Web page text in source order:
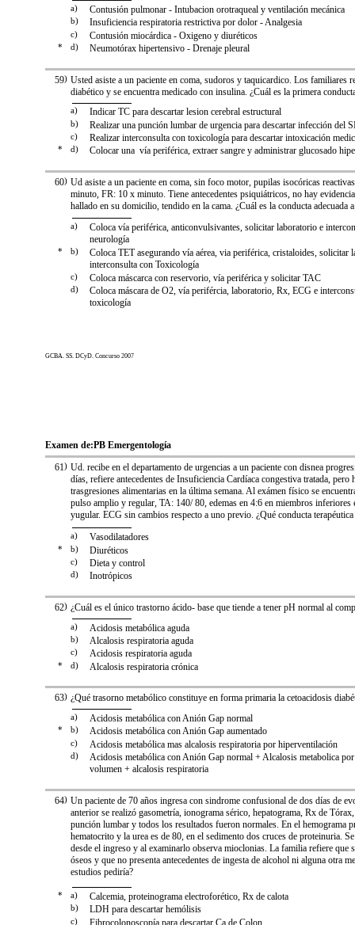
a) Contusión pulmonar - Intubacion orotraqueal y ventilación mecánica
b) Insuficiencia respiratoria restrictiva por dolor - Analgesia
c) Contusión miocárdica - Oxigeno y diuréticos
* d) Neumotórax hipertensivo - Drenaje pleural
)
59 Usted asiste a un paciente en coma, sudoros y taquicardico. Los familiares
diabético y se encuentra medicado con insulina. ¿Cuál es la primera
a) Indicar TC para descartar lesion cerebral estructural
b) Realizar una punción lumbar de urgencia para descartar infección del
c) Realizar interconsulta con toxicología para descartar intoxicación
* d) Colocar una vía periférica, extraer sangre y administrar glucosado
)
60 Ud asiste a un paciente en coma, sin foco motor, pupilas isocóricas
minuto, FR: 10 x minuto. Tiene antecedentes psiquiátricos, no hay
hallado en su domicilio, tendido en la cama. ¿Cuál es la conducta adecuada
a)
Coloca vía periférica, anticonvulsivantes, solicitar laboratorio e
neurología
* b)
Coloca TET asegurando vía aérea, via periférica, cristaloides, solicitar
interconsulta con Toxicología
c) Coloca máscarca con reservorio, vía periférica y solicitar TAC
d)
Coloca máscara de O2, vía perifércia, laboratorio, Rx, ECG e
toxicología
GCBA. SS. DCyD. Concurso 2007
Examen de:PB Emergentología
)
61 Ud. recibe en el departamento de urgencias a un paciente con disnea
días, refiere antecedentes de Insuficiencia Cardíaca congestiva tratada, pero
trasgresiones alimentarias en la última semana. Al exámen físico se
pulso amplio y regular, TA: 140/ 80, edemas en 4:6 en miembros inferiores
yugular. ECG sin cambios respecto a uno previo. ¿Qué conducta
a) Vasodilatadores
* b) Diuréticos
c) Dieta y control
d) Inotrópicos
)
62 ¿Cuál es el único trastorno ácido- base que tiende a tener pH normal al
a) Acidosis metabólica aguda
b) Alcalosis respiratoria aguda
c) Acidosis respiratoria aguda
* d) Alcalosis respiratoria crónica
)
63 ¿Qué trasorno metabólico constituye en forma primaria la cetoacidosis
a) Acidosis metabólica con Anión Gap normal
* b) Acidosis metabólica con Anión Gap aumentado
c) Acidosis metabólica mas alcalosis respiratoria por hiperventilación
d)
Acidosis metabólica con Anión Gap normal + Alcalosis metabolica
volumen + alcalosis respiratoria
)
64 Un paciente de 70 años ingresa con sindrome confusional de dos días de
anterior se realizó gasometría, ionograma sérico, hepatograma, Rx de
punción lumbar y todos los resultados fueron normales. En el hemograma
hematocrito y la urea es de 80, en el sedimento dos cruces de proteinuria.
desde el ingreso y al examinarlo observa mioclonias. La familia refiere que
óseos y que no presenta antecedentes de ingesta de alcohol ni alguna otra
estudios pediría?
* a) Calcemia, proteinograma electroforético, Rx de calota
b) LDH para descartar hemólisis
c) Fibrocolonoscopía para descartar Ca de Colon